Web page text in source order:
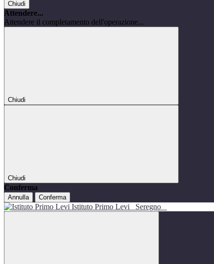
Chiudi
Attendere...
Attendere il completamento dell'operazione...
Chiudi
Chiudi
Conferma
Annulla Conferma
Istituto Primo Levi Seregno